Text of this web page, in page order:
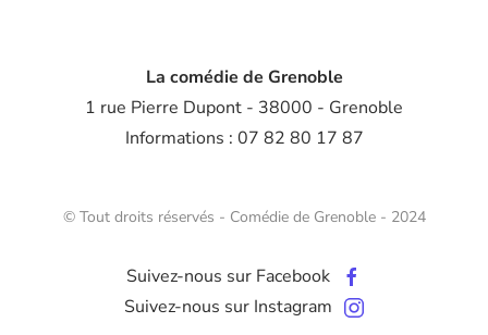
La comédie de Grenoble
1 rue Pierre Dupont - 38000 - Grenoble
Informations : 07 82 80 17 87
© Tout droits réservés - Comédie de Grenoble - 2024
Suivez-nous sur Facebook
Suivez-nous sur Instagram